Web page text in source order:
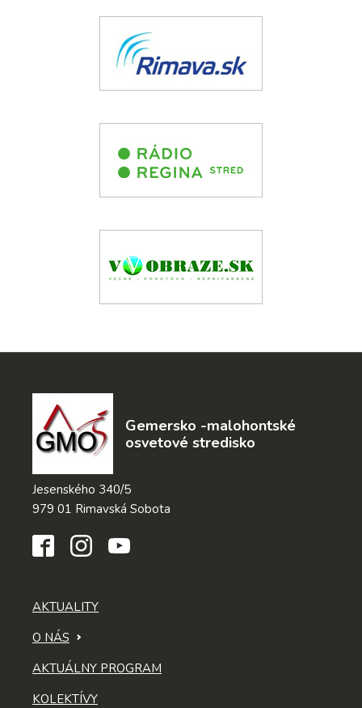
Gemersko -malohontské
osvetové stredisko
Jesenského 340/5
979 01 Rimavská Sobota
AKTUALITY
O NÁS
AKTUÁLNY PROGRAM
KOLEKTÍVY